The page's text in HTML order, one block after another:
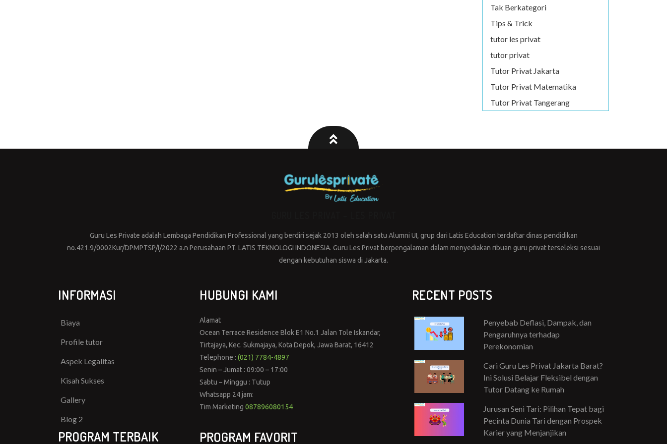
Tak Berkategori
Tips & Trick
tutor les privat
tutor privat
Tutor Privat Jakarta
Tutor Privat Matematika
Tutor Privat Tangerang
Guru Les Private adalah Lembaga Pendidikan Professional yang berdiri sejak 2013 oleh salah satu Alumni UI, grup dari Latis Education terdaftar dinas pendidikan
no.421.9/0002Kur/DPMPTSP/I/2022 a.n Perusahaan PT. LATIS TEKNOLOGI INDONESIA. Guru Les Privat berpengalaman dalam menyediakan ribuan guru privat terseleksi sesuai
dengan kebutuhan siswa di Jakarta.
INFORMASI
Biaya
Profile tutor
Aspek Legalitas
Kisah Sukses
Gallery
Blog 2
PROGRAM TERBAIK
HUBUNGI KAMI
Alamat
Ocean Terrace Residence Blok E1 No.1 Jalan Tole Iskandar,
Tirtajaya, Kec. Sukmajaya, Kota Depok, Jawa Barat, 16412
Telephone : (021) 7784-4897
Senin – Jumat : 09:00 – 17:00
Sabtu – Minggu : Tutup
Whatsapp 24 jam:
Tim Marketing 087896080154
PROGRAM FAVORIT
RECENT POSTS
Penyebab Deflasi, Dampak, dan
Pengaruhnya terhadap
Perekonomian
Cari Guru Les Privat Jakarta Barat?
Ini Solusi Belajar Fleksibel dengan
Tutor Datang ke Rumah
Jurusan Seni Tari: Pilihan Tepat bagi
Pecinta Dunia Tari dengan Prospek
Karier yang Menjanjikan